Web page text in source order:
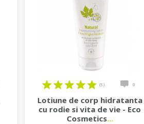
(5) 0
Lotiune de corp hidratanta
cu rodie si vita de vie - Eco
Cosmetics...